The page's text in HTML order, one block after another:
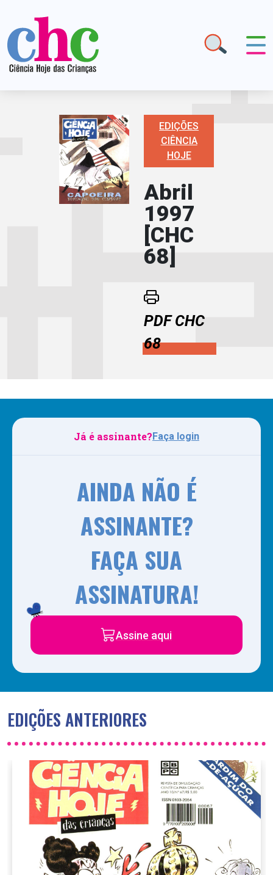
EDIÇÕES
CIÊNCIA
HOJE
Abril
1997
[CHC
68]
PDF CHC
68
Já é assinante?Faça login
AINDA NÃO É
ASSINANTE?
FAÇA SUA
ASSINATURA!
Assine aqui
EDIÇÕES ANTERIORES